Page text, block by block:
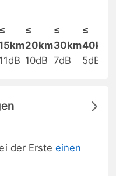
≤
≤
20km
≤
30km
≤
40km
11dB 10dB 7dB 5dB
der Ersteeinen